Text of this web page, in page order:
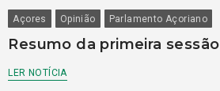
Açores Opinião Parlamento Açoriano
Resumo da primeira sessão
LER NOTÍCIA